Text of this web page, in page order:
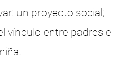
un proyecto social;
vínculo entre padres e